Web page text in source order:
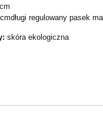
długi regulowany pasek
skóra ekologiczna